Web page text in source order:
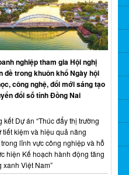
nghiệp tham gia Hội nghị
đề trong khuôn khổ Ngày hội
công nghệ, đổi mới sáng tạo
đổi số tỉnh Đồng Nai
kết Dự án “Thúc đẩy thị trường
tiết kiệm và hiệu quả năng
lĩnh vực công nghiệp và hỗ
hiện Kế hoạch hành động tăng
xanh Việt Nam”